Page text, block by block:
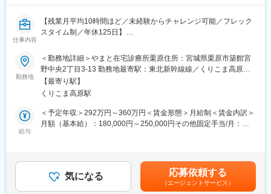
礎知識をはじめ、髪の触り方／シャンプーの仕方／お客様との接
し方などを丁寧に教えていきます。
■就業環境について：
繁忙期と閑散期が明確に分かれているので、ワークライフバラン
スを両立しながらはたらくことが可能です。
『お客様のニーズを迅速かつ的確に捉え、精度の高い検査技術を
もって、みなさまに喜ばれ信頼される健診をお届けする』が我々
のモットーです。
【健康日本２１】の基本方針をふまえ、みなさまの健康づくりや
さま一人一人に目を向けた細やかなサービスをご提供いたしま
す。
変更の範囲：会社の定める業務
仕事内容
【残業月平均10時間ほど／未経験からチャレンジ可能／フレック
スタイム制／年休125日】
■業務概要：
◇「診療アシスタント」は訪問診療の準備や診療サポートといっ
た質の高い医療サービスを提供するためのコーディネートを行う
縁の下の力持ちです。
事務所でのデスクワークなどではなく、医師・看護師と患者様の
もとに伺い、診療をバックアップしたり、ご家族の相談に乗った
り、院内で診療のための準備をするなどとても活動的な仕事で
「医療専門職」ではないあなたがチームに加わるからこそ、ご家
族や患者様の本当の気持ちに気づけることもあるかもしれませ
勤務地
＜勤務地詳細＞やまと在宅診療所栗原住所：宮城県栗原市築館宮
野中央2丁目3-13 勤務地最寄駅：東北新幹線線／くりこま高原駅
受動喫煙対策：敷地内全面禁煙変更の範囲：会社の定める事業所
【最寄り駅】
くりこま高原駅
給与
＜予定年収＞292万円～360万円＜賃金形態＞月給制＜賃金内訳＞
月額（基本給）：180,000円～250,000円その他固定手当/月：
り判断いたします。※ご活躍次第で更なる昇給もございます。賃金
はあくまでも目安の金額であり、選考を通じて上下する可能性が
あります。月給(月額)は固定手当を含めた表記です。
気になる 応募依頼する
（エージェントサービス）